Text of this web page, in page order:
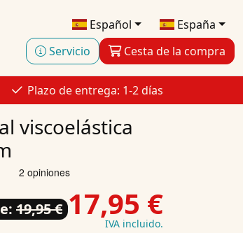
Español
España
Servicio
Cesta de la compra
Plazo de entrega: 1-2 días
viscoelástica
19,95 € 17,95 €
IVA incluido.